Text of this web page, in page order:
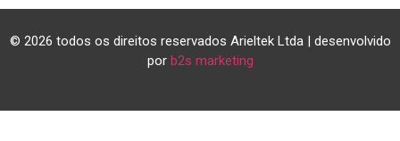
© 2026 todos os direitos reservados Arieltek Ltda | desenvolvido
por b2s marketing